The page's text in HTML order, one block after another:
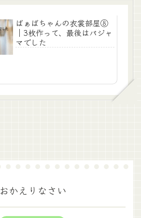
ばぁばちゃんの衣裳部屋⑧
｜3枚作って、最後はパジャ
マでした
おかえりなさい